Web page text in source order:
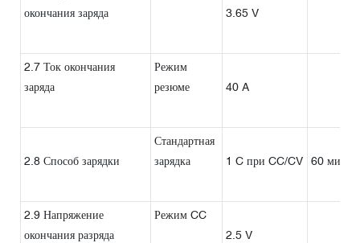
окончания заряда
3.65 V
2.7 Ток окончания
заряда
Режим
резюме
40 A
2.8 Способ зарядки
Стандартная
зарядка
1 C при CC/CV 60 мин
2.9 Напряжение
окончания разряда
Режим CC
2.5 V